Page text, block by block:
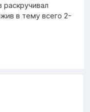
раскручивал
в тему всего 2-